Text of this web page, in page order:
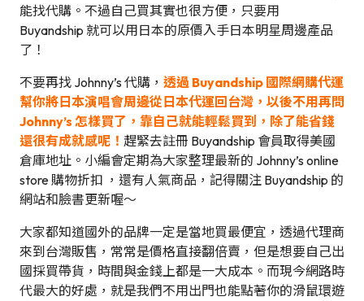
能找代購。不過自己買其實也很方便，只要用
Buyandship 就可以用日本的原價入手日本明星周邊產品
了！
不要再找 Johnny’s 代購， 透過 Buyandship 國際網購代運
幫你將日本演唱會周邊從日本代運回台灣，以後不用再問
Johnny’s 怎樣買了，靠自己就能輕鬆買到，除了能省錢
還很有成就感呢！ 趕緊去註冊 Buyandship 會員取得美國
倉庫地址。小編會定期為大家整理最新的 Johnny’s online
store 購物折扣 ，還有人氣商品，記得關注 Buyandship 的
網站和臉書更新喔～
大家都知道國外的品牌一定是當地買最便宜，透過代理商
來到台灣販售，常常是價格直接翻倍賣，但是想要自己出
國採買帶貨，時間與金錢上都是一大成本。而現今網路時
代最大的好處，就是我們不用出門也能點著你的滑鼠環遊